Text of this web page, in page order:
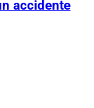
accidente